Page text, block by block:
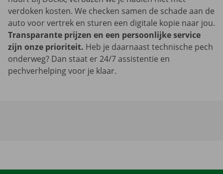
verdoken kosten. We checken samen de schade aan de
auto voor vertrek en sturen een digitale kopie naar jou.
Transparante prijzen en een persoonlijke service
zijn onze prioriteit. Heb je daarnaast technische pech
onderweg? Dan staat er 24/7 assistentie en
pechverhelping voor je klaar.